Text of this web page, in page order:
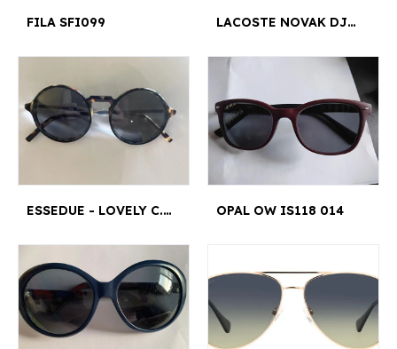
FILA SFI099 LACOSTE NOVAK DJOKOVIC L102 SND
ESSEDUE - LOVELY C.53 OPAL OW IS118 014